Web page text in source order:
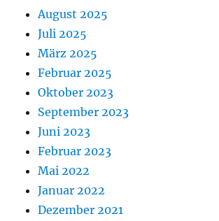
August 2025
Juli 2025
März 2025
Februar 2025
Oktober 2023
September 2023
Juni 2023
Februar 2023
Mai 2022
Januar 2022
Dezember 2021